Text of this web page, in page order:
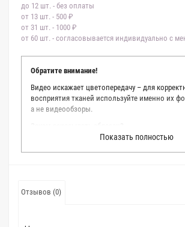
до 12 шт. - без оплаты
от 13 шт. - 500 ₽
от 31 шт. - 1000 ₽
от 60 шт. - согласовывается индивидуально с
Обратите внимание!
Видео искажает цветопередачу – для
восприятия тканей используйте именно их
а не видеообзоры.
Мы делаем все возможное, чтобы точно
ткани из нашего каталога. Мы осматриваем
точное соответствие цветов из-за одного
Показать полностью
Отзывов (0)